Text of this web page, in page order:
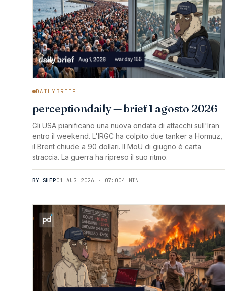
DAILYBRIEF
perceptiondaily — brief 1 agosto 2026
Gli USA pianificano una nuova ondata di attacchi sull'Iran
entro il weekend. L'IRGC ha colpito due tanker a Hormuz,
il Brent chiude a 90 dollari. Il MoU di giugno è carta
straccia. La guerra ha ripreso il suo ritmo.
BY SHEP01 AUG 2026 · 07:004 MIN